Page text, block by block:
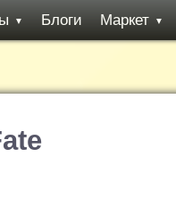
▼ Блоги Маркет ▼